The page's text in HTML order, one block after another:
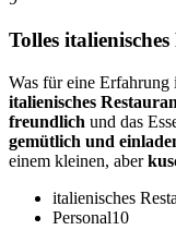
Tolles
Was für eine Erfahrung
italienisches
freundlich und das
gemütlich und
einem kleinen, aber
italienisches
Personal10